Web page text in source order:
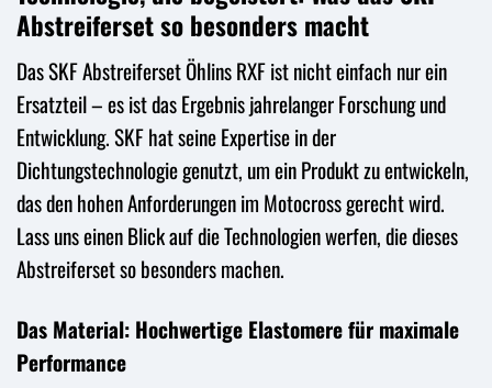
Abstreiferset so besonders macht
Das SKF Abstreiferset Öhlins RXF ist nicht einfach nur ein
Ersatzteil – es ist das Ergebnis jahrelanger Forschung und
Entwicklung. SKF hat seine Expertise in der
Dichtungstechnologie genutzt, um ein Produkt zu entwickeln,
das den hohen Anforderungen im Motocross gerecht wird.
Lass uns einen Blick auf die Technologien werfen, die dieses
Abstreiferset so besonders machen.
Das Material: Hochwertige Elastomere für maximale
Performance